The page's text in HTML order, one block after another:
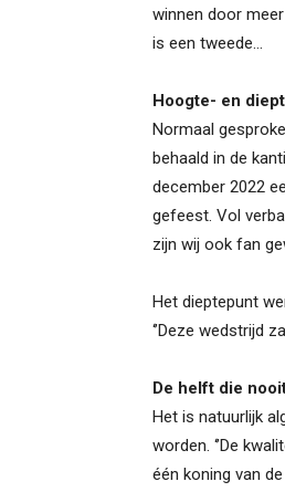
winnen door
is een tweede…
Hoogte- en
Normaal
behaald in de
december 2022
gefeest. Vol
zijn wij ook fan
Het dieptepunt
‘’Deze wedstrijd
De helft die
Het is natuurlijk
worden. ‘’De
één koning van